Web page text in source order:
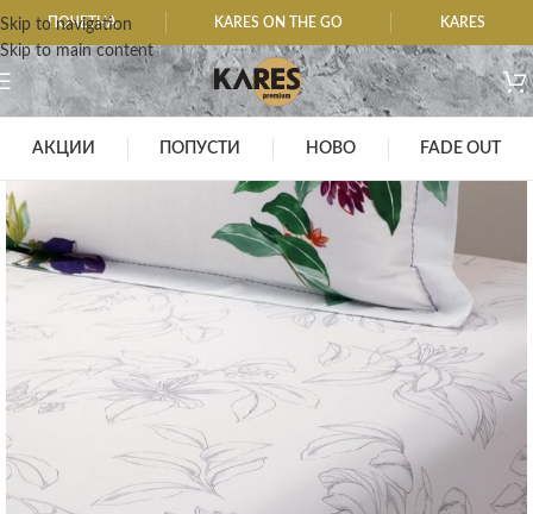
Skip to navigation
Skip to main content
ПОЧЕТНА KARES ON THE GO KARES
АКЦИИ ПОПУСТИ НОВО FADE OUT